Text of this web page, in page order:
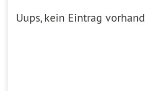
Uups, kein Eintrag